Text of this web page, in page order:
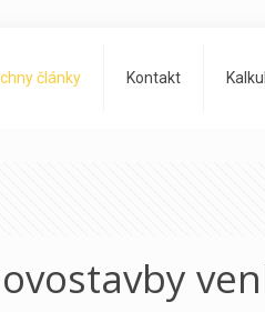
články Kontakt